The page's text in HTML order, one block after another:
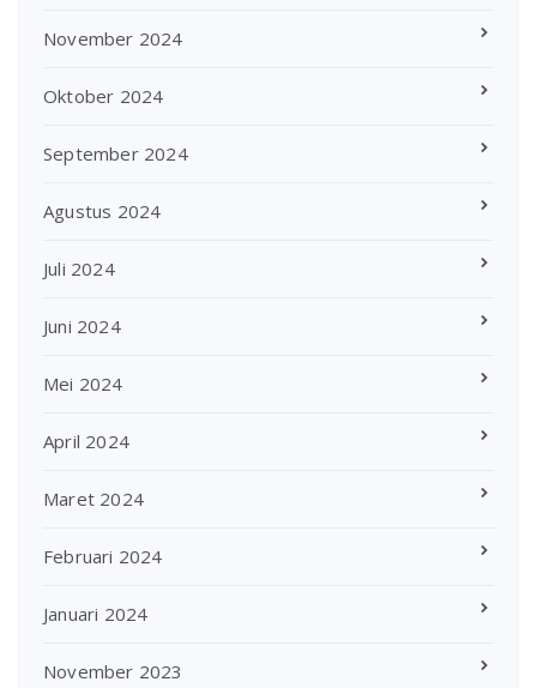
November 2024
Oktober 2024
September 2024
Agustus 2024
Juli 2024
Juni 2024
Mei 2024
April 2024
Maret 2024
Februari 2024
Januari 2024
November 2023